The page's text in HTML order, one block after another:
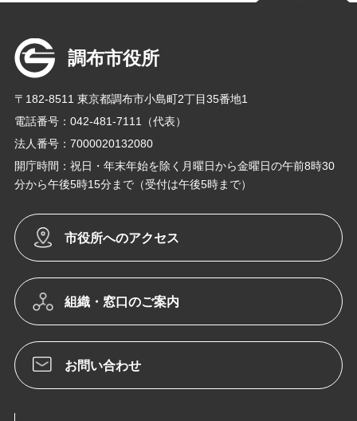
調布市役所
〒182-8511 東京都調布市小島町2丁目35番地1
電話番号：042-481-7111（代表）
法人番号：7000020132080
開庁時間：祝日・年末年始を除く月曜日から金曜日の午前8時30
分から午後5時15分まで（受付は午後5時まで）
市役所へのアクセス
組織・窓口のご案内
お問い合わせ